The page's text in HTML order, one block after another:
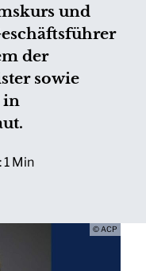
und
der
sowie
in
1 Min
© ACP